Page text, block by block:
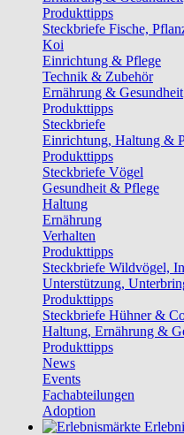
Produkttipps
Steckbriefe Fische,
Koi
Einrichtung & Pflege
Technik & Zubehör
Ernährung & Gesundheit
Produkttipps
Steckbriefe
Einrichtung, Haltung &
Produkttipps
Steckbriefe Vögel
Gesundheit & Pflege
Haltung
Ernährung
Verhalten
Produkttipps
Steckbriefe Wildvögel,
Unterstützung,
Produkttipps
Steckbriefe Hühner &
Haltung, Ernährung &
Produkttipps
News
Events
Fachabteilungen
Adoption